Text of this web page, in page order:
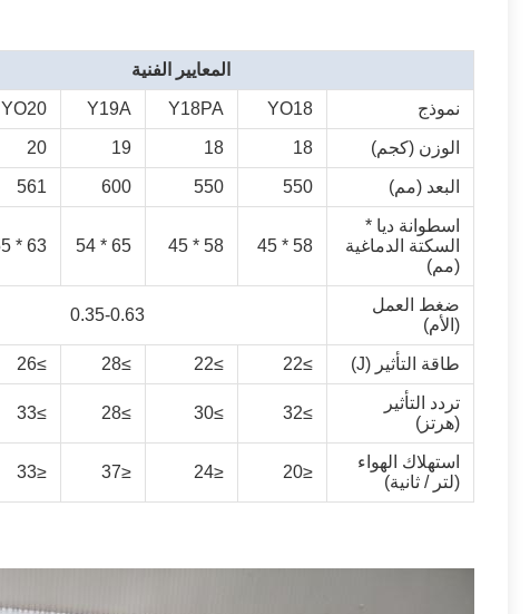
المعايير الفنية
نموذج YO18
Y18PA
Y19A
YO20
الوزن (كجم) 18
18
19
20
البعد (مم) 550
550
600
561
اسطوانة ديا *
السكتة الدماغية
(مم)
58 * 45
58 * 45
65 * 54
63 * 55
ضغط العمل
(الأم)
0.35-0.63
طاقة التأثير (J) ≥22
≥22
≥28
≥26
تردد التأثير
(هرتز)
≥32
≥30
≥28
≥33
استهلاك الهواء
(لتر / ثانية)
≤20
≤24
≤37
≤33